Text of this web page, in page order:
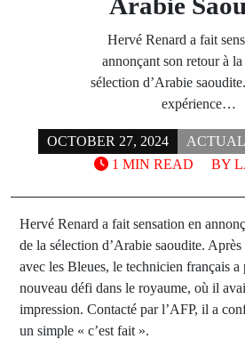
Hervé Renard a fait
annonçant son retour à la
sélection d’Arabie
expérience…
OCTOBER 27, 2024
BY
1 MIN READ
Hervé Renard a fait sensation en
de la sélection d’Arabie saoudite.
avec les Bleues, le technicien français a
nouveau défi dans le royaume, où il
impression. Contacté par l’AFP, il a
un simple « c’est fait ».